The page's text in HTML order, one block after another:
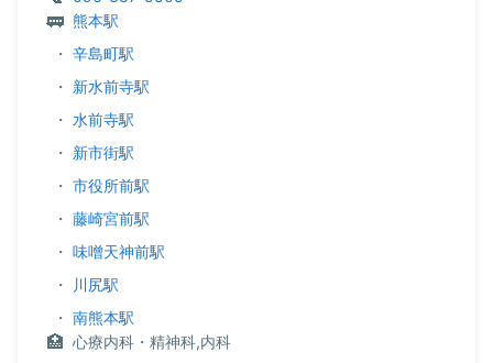
熊本駅
・ 辛島町駅
・ 新水前寺駅
・ 水前寺駅
・ 新市街駅
・ 市役所前駅
・ 藤崎宮前駅
・ 味噌天神前駅
・
川尻駅
・ 南熊本駅
心療内科・精神科,内科